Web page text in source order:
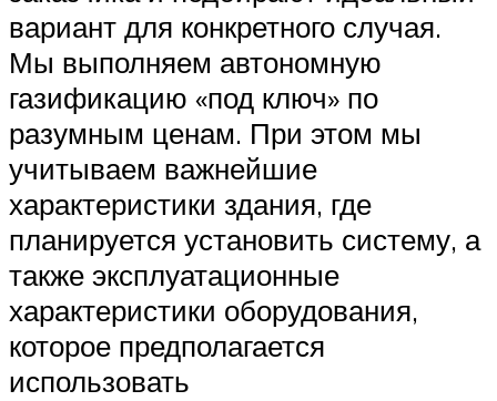
вариант для конкретного случая.
Мы выполняем автономную
газификацию «под ключ» по
разумным ценам. При этом мы
учитываем важнейшие
характеристики здания, где
планируется установить систему, а
также эксплуатационные
характеристики оборудования,
которое предполагается
использовать